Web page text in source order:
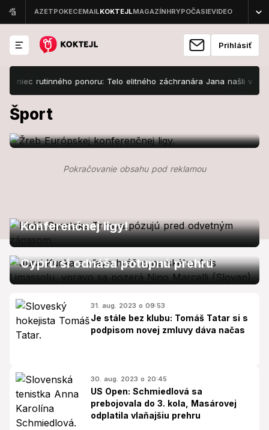
Prihlásiť
rutinného ponoru: Telo elitného záchranára Jana našli v hĺbke
Šport
Foto Šport
Európska konferenčná liga: Slovan a
Trnava spoznali svojich súperov v
skupinách
Pokračovanie obsahu pod reklamou
Video
Konferenčnej ligy!
Foto Video
ŠK Slovan sa totálne rozsypal a z
Cypru si odnáša potupnú prehru
31. aug. 2023 o 09:53
Je stále bez klubu: Tomáš Tatar si s
podpisom novej zmluvy dáva načas
30. aug. 2023 o 20:45
US Open: Schmiedlová sa
prebojovala do 3. kola, Masárovej
odplatila vlaňajšiu prehru